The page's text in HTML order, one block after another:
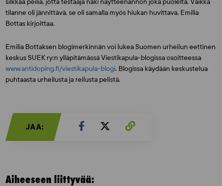
silkkaa peiliä, jotta testaaja näki näytteenannon joka puolelta. Vaikka
tilanne oli jännittävä, se oli samalla myös hiukan huvittava, Emilia
Bottas kirjoittaa.
Emilia Bottaksen blogimerkinnän voi lukea Suomen urheilun eettinen
keskus SUEK ry:n ylläpitämässä Viestikapula-blogissa osoitteessa
www.antidoping.fi/viestikapula-blogi. Blogissa käydään keskustelua
puhtaasta urheilusta ja reilusta pelistä.
JAA:
Aiheeseen liittyvää: